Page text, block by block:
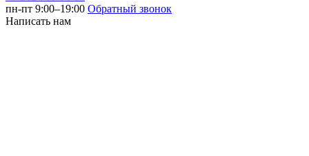
пн-пт 9:00–19:00 Обратный звонок
Написать нам